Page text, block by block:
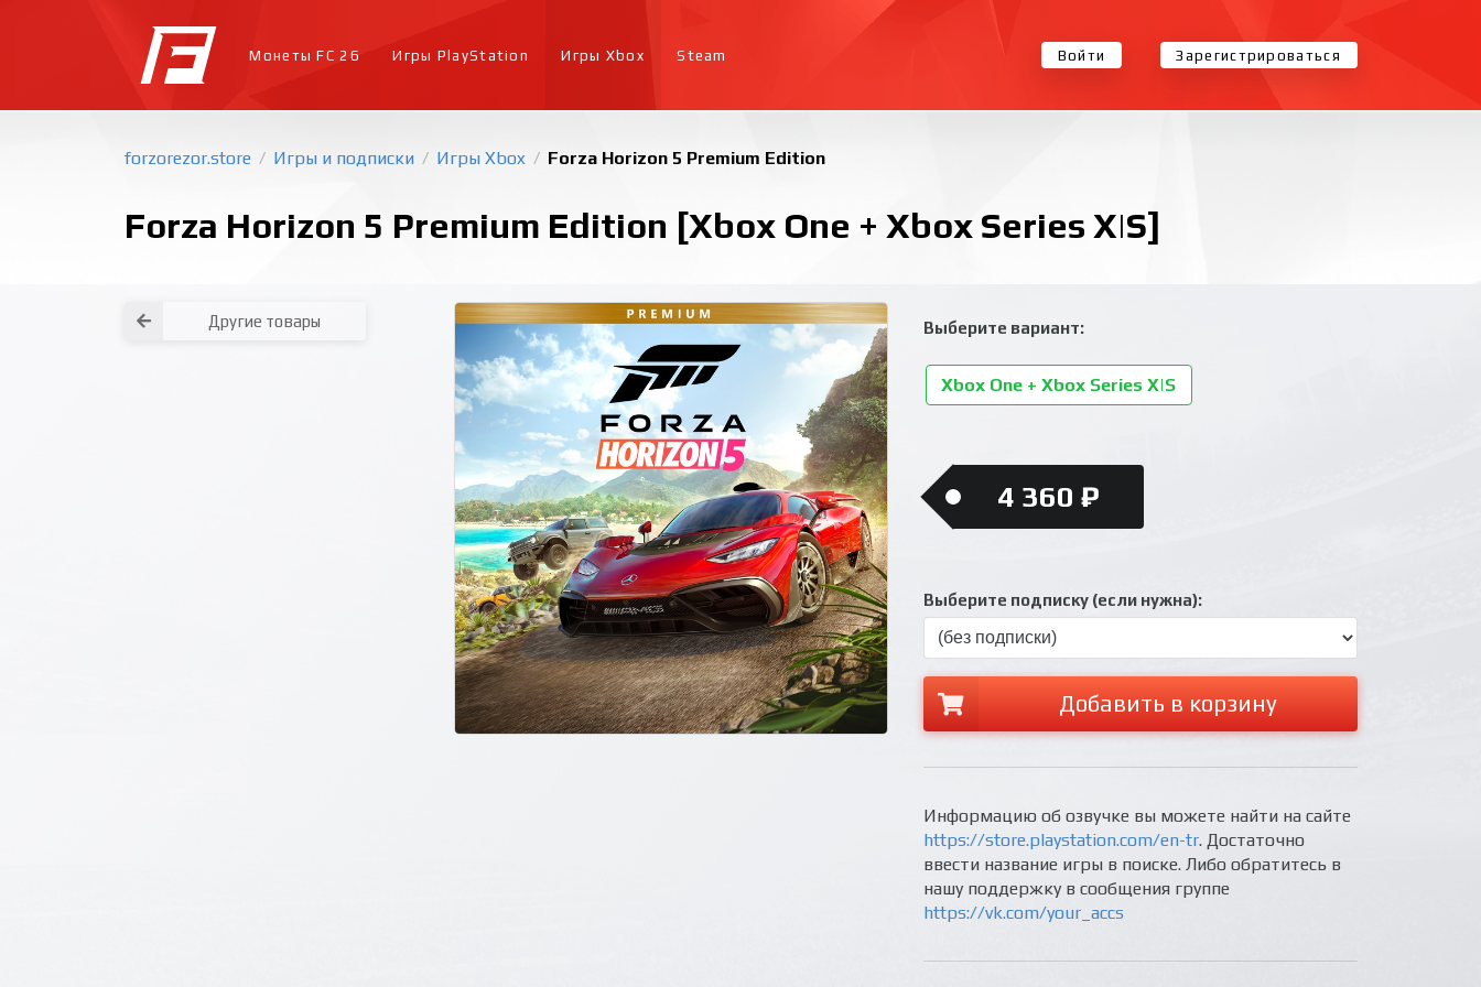
Монеты FC 26 Игры PlayStation Игры Xbox Steam Войти Зарегистрироваться
forzorezor.store / Игры и подписки / Игры Xbox / Forza Horizon 5 Premium Edition
Forza Horizon 5 Premium Edition [Xbox One + Xbox Series X|S]
Другие товары Выберите вариант:
Xbox One + Xbox Series X|S
4 360 ₽
Выберите подписку (если нужна):
Добавить в корзину
Информацию об озвучке вы можете найти на сайте
https://store.playstation.com/en-tr. Достаточно
ввести название игры в поиске. Либо обратитесь в
нашу поддержку в сообщения группе
https://vk.com/your_accs